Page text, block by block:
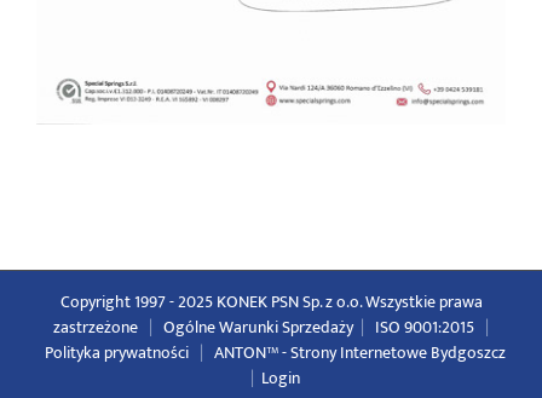
Copyright 1997 - 2025 KONEK PSN Sp. z o.o. Wszystkie prawa
zastrzeżone | Ogólne Warunki Sprzedaży | ISO 9001:2015 |
Polityka prywatności | ANTON™ -Strony Internetowe Bydgoszcz
| Login